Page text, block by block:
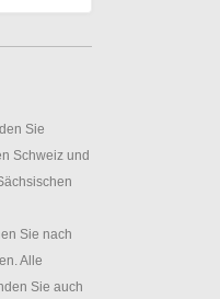
Sie
Schweiz und
Sie nach
Alle
Sie auch